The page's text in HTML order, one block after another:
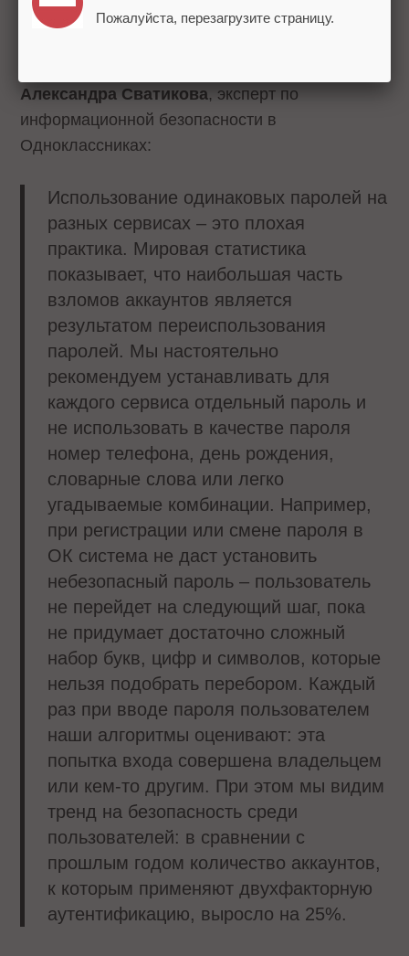
взломом интернет-ресурсов как минимум
Александра Сватикова, эксперт по
информационной безопасности в
Одноклассниках:
Использование одинаковых паролей на
разных сервисах – это плохая
практика. Мировая статистика
показывает, что наибольшая часть
взломов аккаунтов является
результатом переиспользования
паролей. Мы настоятельно
рекомендуем устанавливать для
каждого сервиса отдельный пароль и
не использовать в качестве пароля
номер телефона, день рождения,
словарные слова или легко
угадываемые комбинации. Например,
при регистрации или смене пароля в
ОК система не даст установить
небезопасный пароль – пользователь
не перейдет на следующий шаг, пока
не придумает достаточно сложный
набор букв, цифр и символов, которые
нельзя подобрать перебором. Каждый
раз при вводе пароля пользователем
наши алгоритмы оценивают: эта
попытка входа совершена владельцем
или кем-то другим. При этом мы видим
тренд на безопасность среди
пользователей: в сравнении с
прошлым годом количество аккаунтов,
к которым применяют двухфакторную
аутентификацию, выросло на 25%.
Пожалуйста, перезагрузите страницу.